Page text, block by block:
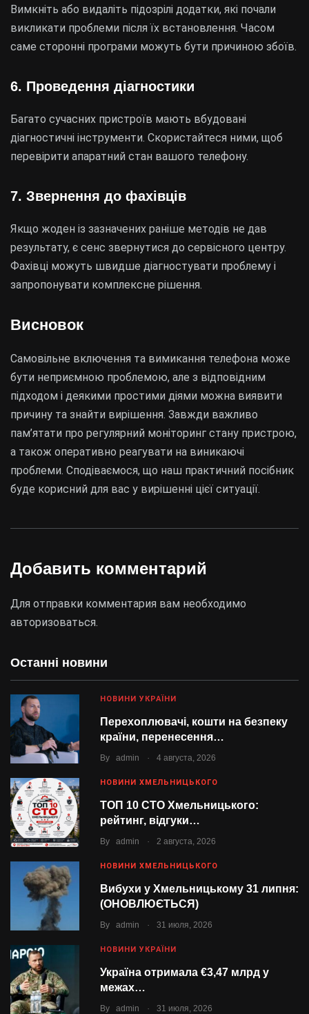
Останні новини
НОВИНИ УКРАЇНИ
Перехоплювачі, кошти на безпеку
країни, перенесення…
By admin . 4 августа, 2026
НОВИНИ ХМЕЛЬНИЦЬКОГО
ТОП 10 СТО Хмельницького:
рейтинг, відгуки…
By admin . 2 августа, 2026
НОВИНИ ХМЕЛЬНИЦЬКОГО
Вибухи у Хмельницькому 31 липня:
(ОНОВЛЮЄТЬСЯ)
By admin . 31 июля, 2026
НОВИНИ УКРАЇНИ
Україна отримала €3,47 млрд у
межах…
By admin . 31 июля, 2026
Вимкніть або видаліть підозрілі додатки, які почали
викликати проблеми після їх встановлення. Часом
саме сторонні програми можуть бути причиною збоїв.
6. Проведення діагностики
Багато сучасних пристроїв мають вбудовані
діагностичні інструменти. Скористайтеся ними, щоб
перевірити апаратний стан вашого телефону.
7. Звернення до фахівців
Якщо жоден із зазначених раніше методів не дав
результату, є сенс звернутися до сервісного центру.
Фахівці можуть швидше діагностувати проблему і
запропонувати комплексне рішення.
Висновок
Самовільне включення та вимикання телефона може
бути неприємною проблемою, але з відповідним
підходом і деякими простими діями можна виявити
причину та знайти вирішення. Завжди важливо
пам’ятати про регулярний моніторинг стану пристрою,
а також оперативно реагувати на виникаючі
проблеми. Сподіваємося, що наш практичний посібник
буде корисний для вас у вирішенні цієї ситуації.
Добавить комментарий
Для отправки комментария вам необходимо
авторизоваться.